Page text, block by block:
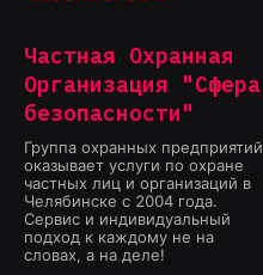
Частная Охранная
Организация "Сфера
безопасности"
Группа охранных предприятий
оказывает услуги по охране
частных лиц и организаций в
Челябинске с 2004 года.
Сервис и индивидуальный
подход к каждому не на
словах, а на деле!